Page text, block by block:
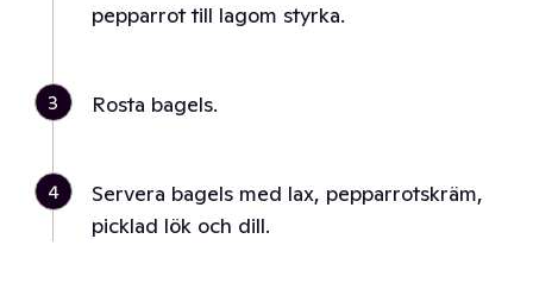
pepparrot till lagom styrka.
3 Rosta bagels.
4
Servera bagels med lax, pepparrotskräm,
picklad lök och dill.